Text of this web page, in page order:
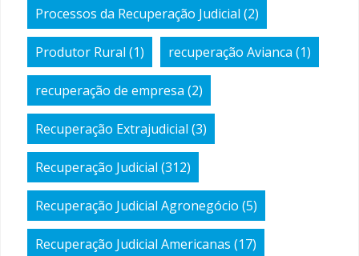
Processos da Recuperação Judicial (2)
Produtor Rural (1) recuperação Avianca (1)
recuperação de empresa (2)
Recuperação Extrajudicial (3)
Recuperação Judicial (312)
Recuperação Judicial Agronegócio (5)
Recuperação Judicial Americanas (17)